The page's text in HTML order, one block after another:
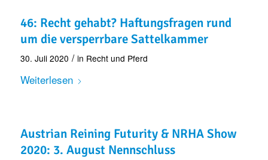
46: Recht gehabt? Haftungsfragen rund
um die versperrbare Sattelkammer
30. Juli 2020 / in Recht und Pferd
Weiterlesen
Austrian Reining Futurity & NRHA Show
2020: 3. August Nennschluss